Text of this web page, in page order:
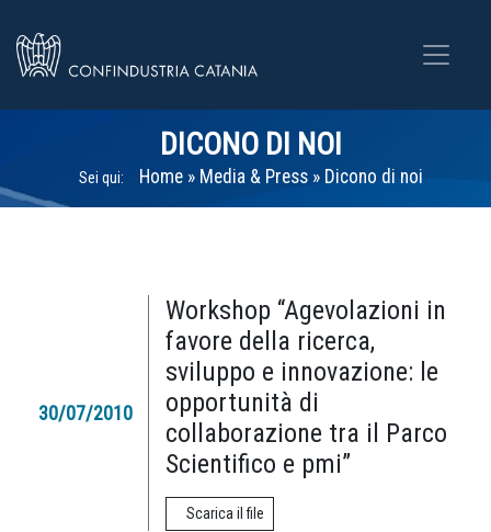
DICONO DI NOI
Sei qui: Home » Media & Press » Dicono di noi
30/07/2010
Workshop “Agevolazioni in
favore della ricerca,
sviluppo e innovazione: le
opportunità di
collaborazione tra il Parco
Scientifico e pmi”
Scarica il file